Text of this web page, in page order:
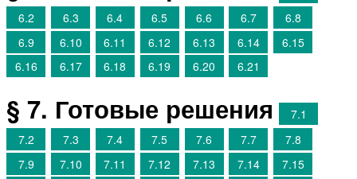
6.2 6.3 6.4 6.5 6.6 6.7
6.8
6.9
6.10 6.11 6.12 6.13 6.14
6.15
6.16
6.17 6.18 6.19 6.20 6.21
§ 7. Готовые решения
7.1
7.2
7.3 7.4 7.5 7.6 7.7
7.8
7.9
7.10 7.11 7.12 7.13 7.14
7.15